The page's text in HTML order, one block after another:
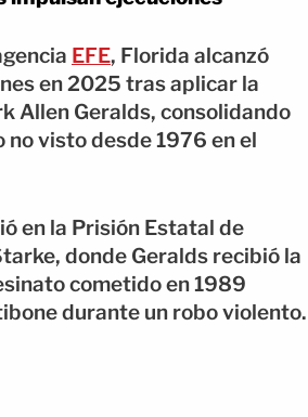
EFE, Florida alcanzó
en 2025 tras aplicar la
Allen Geralds, consolidando
visto desde 1976 en el
en la Prisión Estatal de
donde Geralds recibió la
cometido en 1989
durante un robo violento.